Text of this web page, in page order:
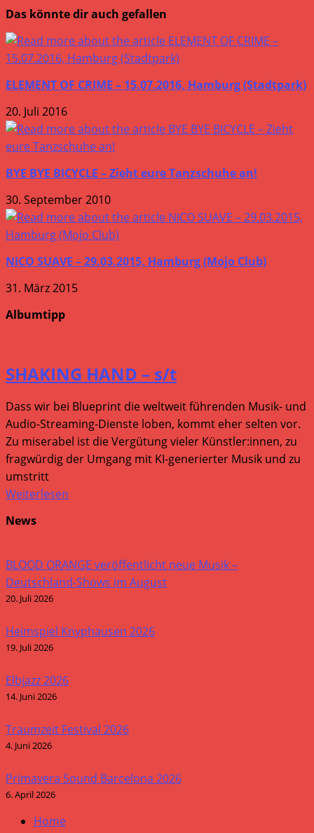
Das könnte dir auch gefallen
ELEMENT OF CRIME – 15.07.2016, Hamburg (Stadtpark)
20. Juli 2016
BYE BYE BICYCLE – Zieht eure Tanzschuhe an!
30. September 2010
NICO SUAVE – 29.03.2015, Hamburg (Mojo Club)
31. März 2015
Albumtipp
SHAKING HAND – s/t
Dass wir bei Blueprint die weltweit führenden Musik- und
Audio-Streaming-Dienste loben, kommt eher selten vor.
Zu miserabel ist die Vergütung vieler Künstler:innen, zu
fragwürdig der Umgang mit KI-generierter Musik und zu
umstritt
Weiterlesen
News
BLOOD ORANGE veröffentlicht neue Musik –
Deutschland-Shows im August
20. Juli 2026
Heimspiel Knyphausen 2026
19. Juli 2026
Elbjazz 2026
14. Juni 2026
Traumzeit Festival 2026
4. Juni 2026
Primavera Sound Barcelona 2026
6. April 2026
Home